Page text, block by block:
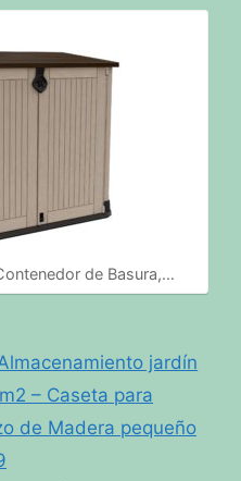
de Basura,…
jardín
– Caseta para
de Madera pequeño